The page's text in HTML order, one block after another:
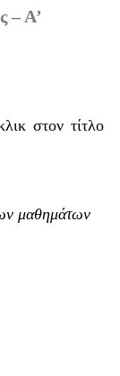
– Α’
στον τίτλο
μαθημάτων